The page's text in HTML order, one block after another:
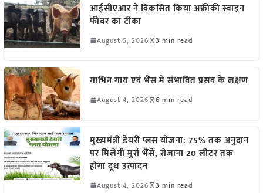
आईसीएआर ने विकसित किया अफ्रीकी स्वाइन
फीवर का टीका
August 5, 2026 3 min read
गाभिन गाय एवं भैंस में संभावित प्रसव के लक्षण
August 4, 2026 6 min read
मुख्यमंत्री डेयरी प्लस योजना: 75% तक अनुदान
पर मिलेंगी मुर्रा भैंसें, रोजाना 20 लीटर तक
होगा दूध उत्पादन
August 4, 2026 3 min read